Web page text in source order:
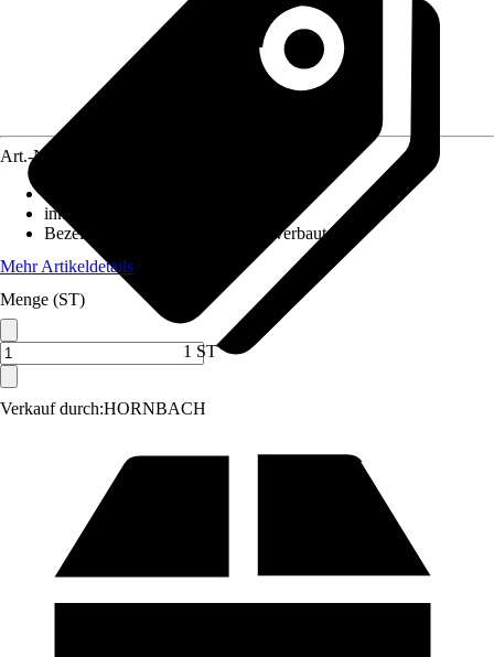
Verkauf durch:HORNBACH
Art.-Nr.
inklusive Leuchtmittel
Bezeichnung Fassung
LED fest verbaut
Mehr Artikeldetails
Menge (ST)
1 ST